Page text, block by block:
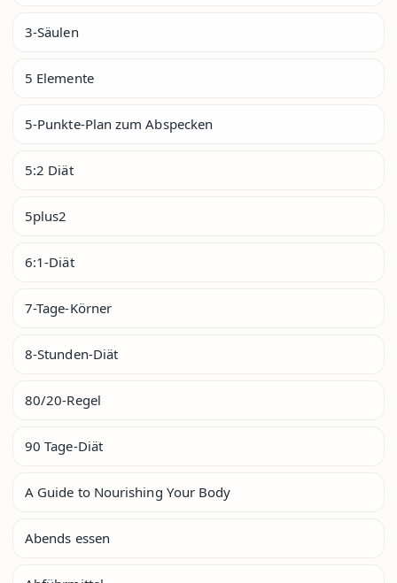
3-Säulen
5 Elemente
5-Punkte-Plan zum Abspecken
5:2 Diät
5plus2
6:1-Diät
7-Tage-Körner
8-Stunden-Diät
80/20-Regel
90 Tage-Diät
A Guide to Nourishing Your Body
Abends essen